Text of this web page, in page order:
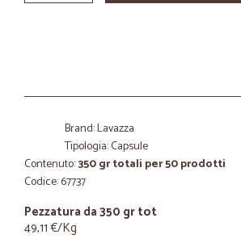
Brand: Lavazza
Tipologia: Capsule
Contenuto:350 gr totali per 50 prodotti
Codice: 67737
Pezzatura da 350 gr tot
49,11 €/Kg